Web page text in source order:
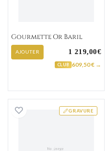
Gourmette Or Baril
AJOUTER 1 219,00€
CLUB 609,50 € →
GRAVURE
Gourmette Or